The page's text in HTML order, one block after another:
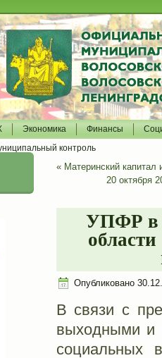
Экономика Финансы
контроль
« Материнский капитал
20 октября
УПФР в
Опубликовано
В связи с
выходными и
социальных